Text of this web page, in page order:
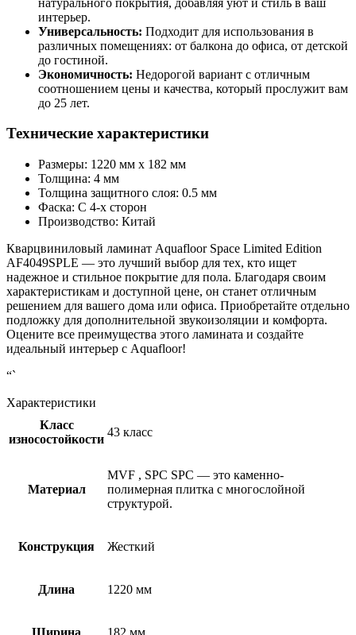
интерьер.
Универсальность: Подходит для использования в
различных помещениях: от балкона до офиса, от детской
до гостиной.
Экономичность: Недорогой вариант с отличным
соотношением цены и качества, который прослужит вам
до 25 лет.
Технические характеристики
Размеры: 1220 мм x 182 мм
Толщина: 4 мм
Толщина защитного слоя: 0.5 мм
Фаска: С 4-х сторон
Производство: Китай
Кварцвиниловый ламинат Aquafloor Space Limited Edition
AF4049SPLE — это лучший выбор для тех, кто ищет
надежное и стильное покрытие для пола. Благодаря своим
характеристикам и доступной цене, он станет отличным
решением для вашего дома или офиса. Приобретайте отдельно
подложку для дополнительной звукоизоляции и комфорта.
Оцените все преимущества этого ламината и создайте
идеальный интерьер с Aquafloor!
“`
Характеристики
Класс
износостойкости
43 класс
Материал
MVF , SPC SPC — это каменно-
полимерная плитка с многослойной
структурой.
Конструкция Жесткий
Длина 1220 мм